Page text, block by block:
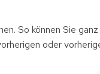
So können Sie
oder